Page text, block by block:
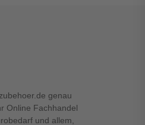
genau
Online Fachhandel
und allem,